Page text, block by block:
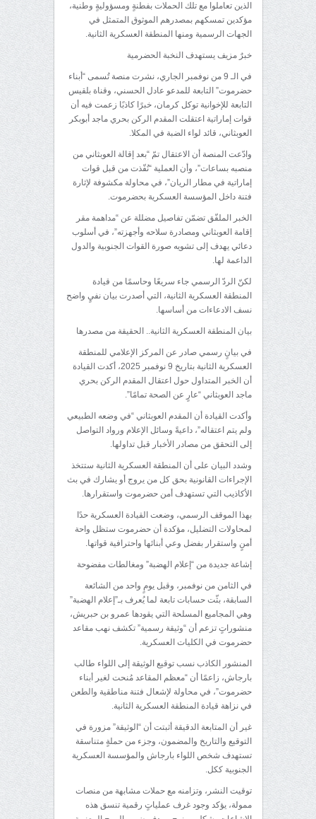
الذين تعاملوا مع تلك الحملات بفطنةٍ ومسؤوليةٍ وطنية،
مؤكدين تمسكهم بمصدرهم الموثوق المتمثل في
الجهات الرسمية ومنها المنطقة العسكرية الثانية.
خبرٌ مزيف يستهدف النخبة الحضرمية
في الـ 9 من نوفمبر الجاري، نشرت منصة تُسمى “أبناء
حضرموت” التابعة للمدعو عادل الحسني، وقناة بلقيس
التابعة للإخوانية توكل كرمان، خبرًا كاذبًا زعمت فيه أن
قوات إماراتية اعتقلت المقدم الركن بحري ماجد أبوبكر
العوبثاني، قائد لواء الضبة في المكلا.
وادّعت المنصة أن الاعتقال تمّ “بعد إقالة العوبثاني من
منصبه بساعات”، وأن العملية “نُفّذت من قبل قوات
إماراتية في مطار الريان”، في محاولة مكشوفة لإثارة
فتنة داخل المؤسسة العسكرية بحضرموت.
الخبر الملفّق تضمّن تفاصيل مضللة عن “مداهمة مقر
إقامة العوبثاني ومصادرة سلاحه وأجهزته”، في أسلوب
دعائي يهدف إلى تشويه صورة القوات الجنوبية والدول
الداعمة لها.
لكنّ الردّ الرسمي جاء سريعًا وحاسمًا من قيادة
المنطقة العسكرية الثانية، التي أصدرت بيان نفيٍ واضح
نسف الادعاءات من أساسها.
بيان المنطقة العسكرية الثانية.. الحقيقة من مصدرها
في بيانٍ رسمي صادر عن المركز الإعلامي للمنطقة
العسكرية الثانية بتاريخ 9 نوفمبر 2025، أكدت القيادة
أن الخبر المتداول حول اعتقال المقدم الركن بحري
ماجد العوبثاني “عارٍ عن الصحة تمامًا”.
وأكدت القيادة أن المقدم العوبثاني “في وضعه الطبيعي
ولم يتم اعتقاله”، داعيةً وسائل الإعلام ورواد التواصل
إلى التحقق من مصادر الأخبار قبل تداولها.
وشدد البيان على أن المنطقة العسكرية الثانية ستتخذ
الإجراءات القانونية بحق كل من يروج أو يشارك في بث
الأكاذيب التي تستهدف أمن حضرموت واستقرارها.
بهذا الموقف الرسمي، وضعت القيادة العسكرية حدًا
لمحاولات التضليل، مؤكدة أن حضرموت ستظل واحة
أمنٍ واستقرار بفضل وعي أبنائها واحترافية قواتها.
إشاعة جديدة من “إعلام الهضبة” ومغالطات مفضوحة
في الثامن من نوفمبر، وقبل يومٍ واحد من الشائعة
السابقة، بثّت حسابات تابعة لما يُعرف بـ”إعلام الهضبة”
وهي المجاميع المسلحة التي يقودها عمرو بن حبريش،
منشوراتٍ تزعم أن “وثيقة رسمية” تكشف نهب مقاعد
حضرموت في الكليات العسكرية.
المنشور الكاذب نسب توقيع الوثيقة إلى اللواء طالب
بارجاش، زاعمًا أن “معظم المقاعد مُنحت لغير أبناء
حضرموت”، في محاولة لإشعال فتنة مناطقية والطعن
في نزاهة قيادة المنطقة العسكرية الثانية.
غير أن المتابعة الدقيقة أثبتت أن “الوثيقة” مزورة في
التوقيع والتاريخ والمضمون، وجزء من حملةٍ متناسقة
تستهدف شخص اللواء بارجاش والمؤسسة العسكرية
الجنوبية ككل.
توقيت النشر، وتزامنه مع حملات مشابهة من منصات
ممولة، يؤكد وجود غرف عملياتٍ رقمية تنسق هذه